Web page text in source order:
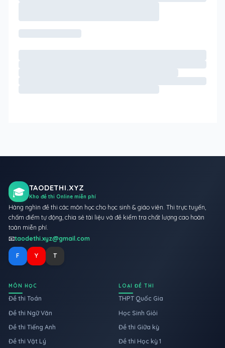
🎓 TAODETHI.XYZ
Kho đề thi Online miễn phí
Hàng nghìn đề thi các môn học cho học sinh & giáo viên. Thi trực tuyến,
chấm điểm tự động, chia sẻ tài liệu và đề kiểm tra chất lượng cao hoàn
toàn miễn phí.
📧taodethi.xyz@gmail.com
F Y T
MÔN HỌC
Đề thi Toán
Đề thi Ngữ Văn
Đề thi Tiếng Anh
Đề thi Vật Lý
LOẠI ĐỀ THI
THPT Quốc Gia
Học Sinh Giỏi
Đề thi Giữa kỳ
Đề thi Học kỳ 1